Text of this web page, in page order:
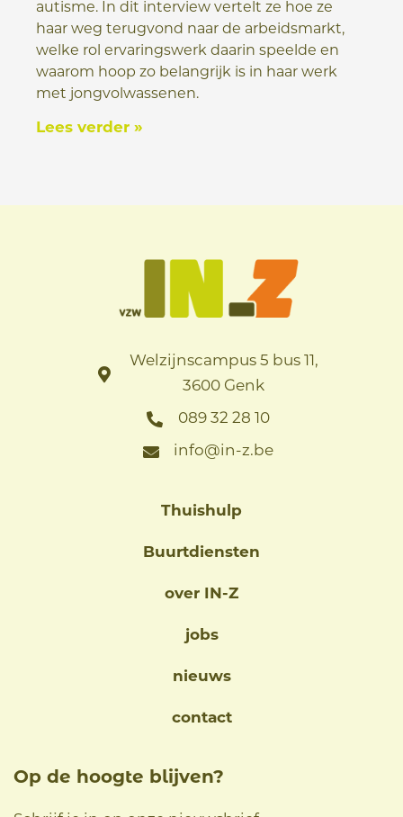
autisme. In dit interview vertelt ze hoe ze
haar weg terugvond naar de arbeidsmarkt,
welke rol ervaringswerk daarin speelde en
waarom hoop zo belangrijk is in haar werk
met jongvolwassenen.
Lees verder »
Welzijnscampus 5 bus 11,
3600 Genk
089 32 28 10
info@in-z.be
Thuishulp
Buurtdiensten
over IN-Z
jobs
nieuws
contact
Op de hoogte blijven?